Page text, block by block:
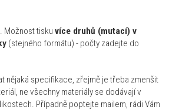
Možnost tisku více druhů (mutací) v
(stejného formátu) - počty zadejte do
nějaká specifikace, zřejmě je třeba zmenšit
ne všechny materiály se dodávají v
Případně poptejte mailem, rádi Vám